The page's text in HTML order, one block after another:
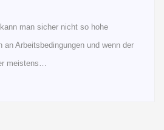
man sicher nicht so hohe
an Arbeitsbedingungen und wenn der
meistens…